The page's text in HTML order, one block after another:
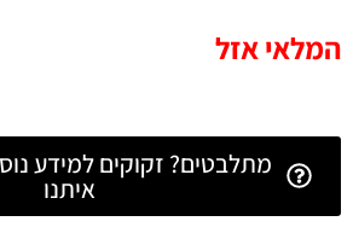
המלאי אזל
מתלבטים? זקוקים למידע
איתנו